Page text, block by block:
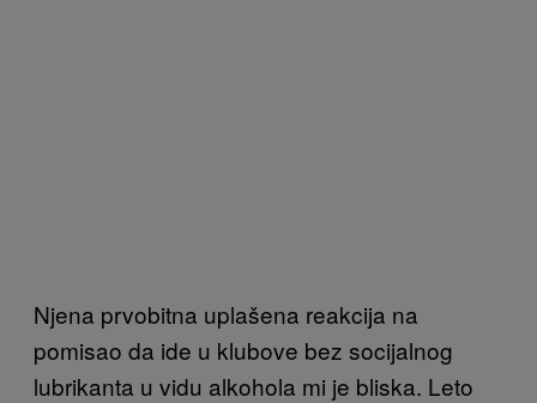
Njena prvobitna uplašena reakcija na
pomisao da ide u klubove bez socijalnog
lubrikanta u vidu alkohola mi je bliska. Leto